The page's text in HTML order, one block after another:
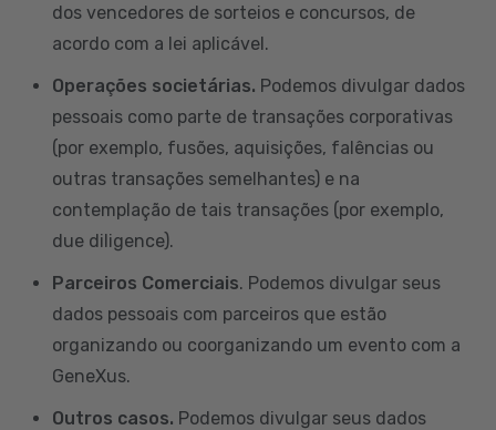
dos vencedores de sorteios e concursos, de
acordo com a lei aplicável.
Operações societárias. Podemos divulgar dados
pessoais como parte de transações corporativas
(por exemplo, fusões, aquisições, falências ou
outras transações semelhantes) e na
contemplação de tais transações (por exemplo,
due diligence).
Parceiros Comerciais. Podemos divulgar seus
dados pessoais com parceiros que estão
organizando ou coorganizando um evento com a
GeneXus.
Outros casos. Podemos divulgar seus dados